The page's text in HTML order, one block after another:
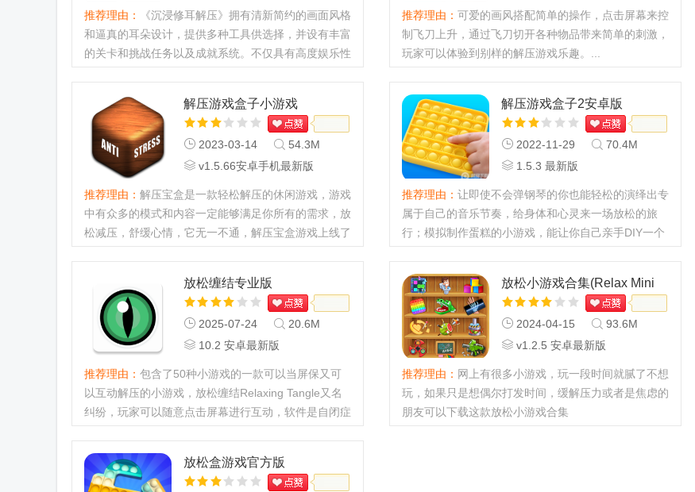
推荐理由：
《沉浸修耳解压》拥有清新简约的画面风格
和逼真的耳朵设计，提供多种工具供选择，并设有丰富
的关卡和挑战任务以及成就系统。不仅具有高度娱乐性
推荐理由： 可爱的画风搭配简单的操作，点击屏幕来控
制飞刀上升，通过飞刀切开各种物品带来简单的刺激，
玩家可以体验到别样的解压游戏乐趣。...
解压游戏盒子小游戏
2023-03-14
54.3M
v1.5.66安卓手机最新版
推荐理由： 解压宝盒是一款轻松解压的休闲游戏，游戏
中有众多的模式和内容一定能够满足你所有的需求，放
松减压，舒缓心情，它无一不通，解压宝盒游戏上线了
解压游戏盒子2安卓版
2022-11-29
70.4M
1.5.3 最新版
推荐理由： 让即使不会弹钢琴的你也能轻松的演绎出专
属于自己的音乐节奏，给身体和心灵来一场放松的旅
行；模拟制作蛋糕的小游戏，能让你自己亲手DIY一个
放松缠结专业版
2025-07-24
20.6M
10.2 安卓最新版
推荐理由： 包含了50种小游戏的一款可以当屏保又可
以互动解压的小游戏，放松缠结Relaxing Tangle又名
纠纷，玩家可以随意点击屏幕进行互动，软件是自闭症
行下载体验。放松缠...
放松小游戏合集(Relax Mini
Games)
2024-04-15
93.6M
v1.2.5 安卓最新版
推荐理由： 网上有很多小游戏，玩一段时间就腻了不想
玩，如果只是想偶尔打发时间，缓解压力或者是焦虑的
朋友可以下载这款放松小游戏合集
放松盒游戏官方版